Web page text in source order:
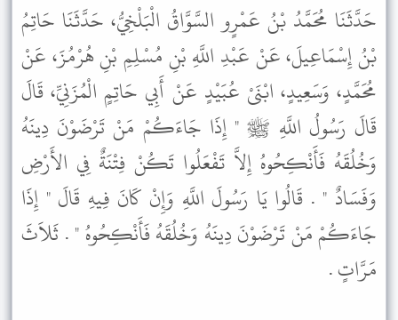
حَدَّثَنَا مُحَمَّدُ بْنُ عَمْرٍو السَّوَّاقُ الْبَلْخِيُّ، حَدَّثَنَا حَاتِمُ
بْنُ إِسْمَاعِيلَ، عَنْ عَبْدِ اللَّهِ بْنِ مُسْلِمِ بْنِ هُرْمُزَ، عَنْ
مُحَمَّدٍ، وَسَعِيدٍ، ابْنَىْ عُبَيْدٍ عَنْ أَبِي حَاتِمٍ الْمُزَنِيِّ، قَالَ
قَالَ رَسُولُ اللَّهِ ﷺ " إِذَا جَاءَكُمْ مَنْ تَرْضَوْنَ دِينَهُ
وَخُلُقَهُ فَأَنْكِحُوهُ إِلاَّ تَفْعَلُوا تَكُنْ فِتْنَةٌ فِي الأَرْضِ
وَفَسَادٌ " . قَالُوا يَا رَسُولَ اللَّهِ وَإِنْ كَانَ فِيهِ قَالَ " إِذَا
جَاءَكُمْ مَنْ تَرْضَوْنَ دِينَهُ وَخُلُقَهُ فَأَنْكِحُوهُ " . ثَلاَثَ
مَرَّاتٍ .